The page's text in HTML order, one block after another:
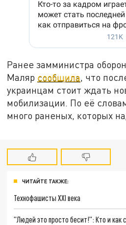
Ранее замминистра
Маляр сообщила, что
украинцам стоит ждать
мобилизации. По её
много раненых, которых
ЧИТАЙТЕ ТАКЖЕ:
Технофашисты XXI века
"Людей это просто бесит!": Кто и как